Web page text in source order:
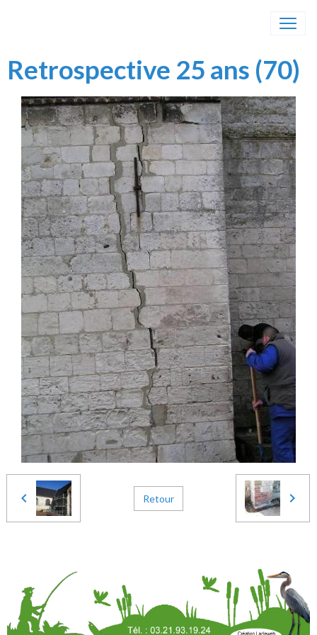
Retrospective 25 ans (70)
Retour